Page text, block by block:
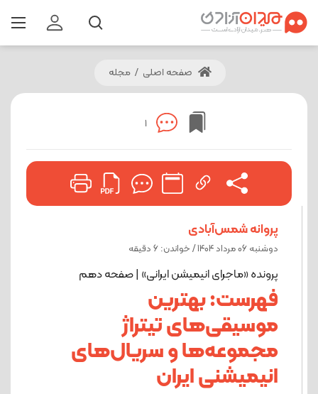
صفحه اصلی / مجله
1
پروانه شمس‌آبادی
دوشنبه 06 مرداد 1404 / خواندن: 6 دقیقه
پرونده «ماجرای انیمیشن ایرانی» | صفحه دهم
فهرست: بهترین
موسیقی‌های تیتراژ
مجموعه‌ها و سریال‌های
انیمیشنی ایران